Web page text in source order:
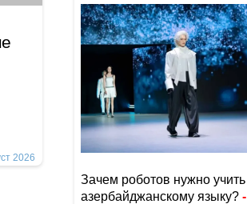
2026
Зачем роботов нужно учить
азербайджанскому языку? -